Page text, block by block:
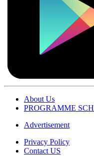
About Us
PROGRAMME
Advertisement
Privacy Policy
Contact US